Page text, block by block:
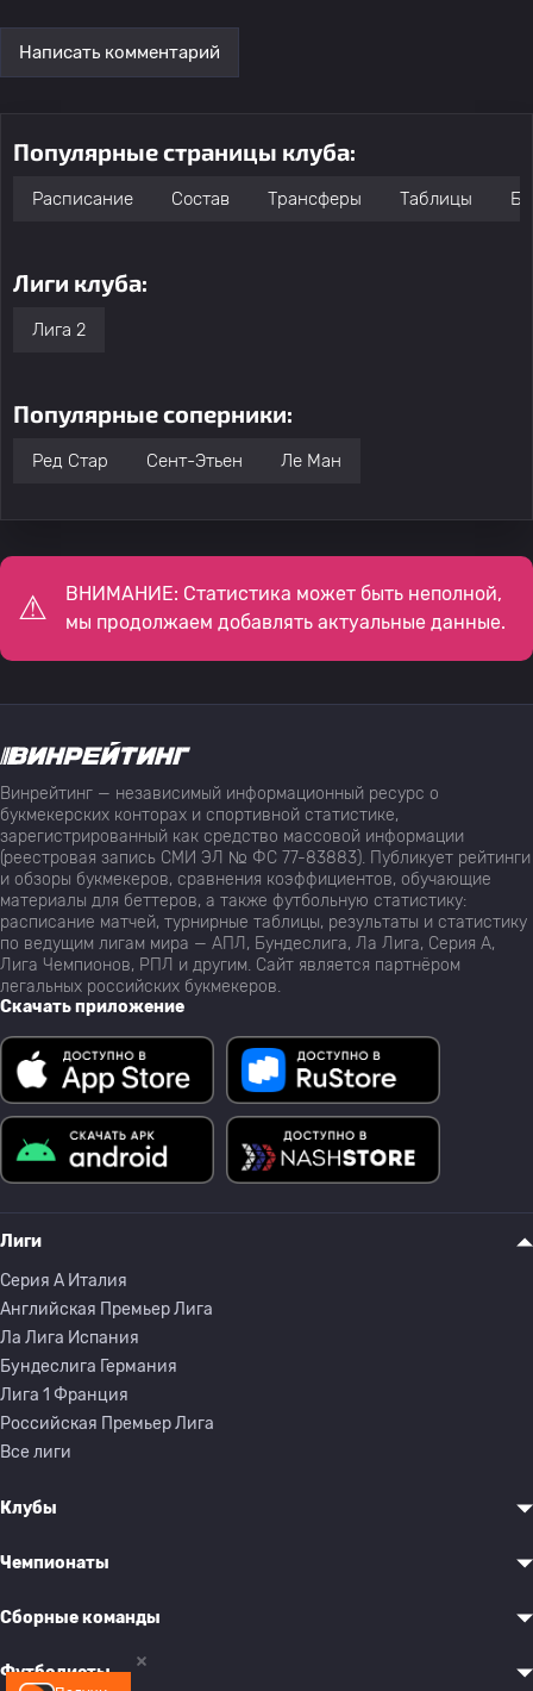
Написать комментарий
Популярные страницы клуба:
Расписание Состав Трансферы Таблицы
Лиги клуба:
Лига 2
Популярные соперники:
Ред Стар Сент-Этьен Ле Ман
ВНИМАНИЕ: Статистика может быть неполной,
мы продолжаем добавлять актуальные данные.
Винрейтинг — независимый информационный ресурс о
букмекерских конторах и спортивной статистике,
зарегистрированный как средство массовой информации
(реестровая запись СМИ ЭЛ № ФС 77-83883). Публикует рейтинги
и обзоры букмекеров, сравнения коэффициентов, обучающие
материалы для беттеров, а также футбольную статистику:
расписание матчей, турнирные таблицы, результаты и статистику
по ведущим лигам мира — АПЛ, Бундеслига, Ла Лига, Серия А,
Лига Чемпионов, РПЛ и другим. Сайт является партнёром
легальных российских букмекеров.
Скачать приложение
Лиги
Серия A Италия
Английская Премьер Лига
Ла Лига Испания
Бундеслига Германия
Лига 1 Франция
Российская Премьер Лига
Все лиги
Клубы
Чемпионаты
Сборные команды
Футболисты